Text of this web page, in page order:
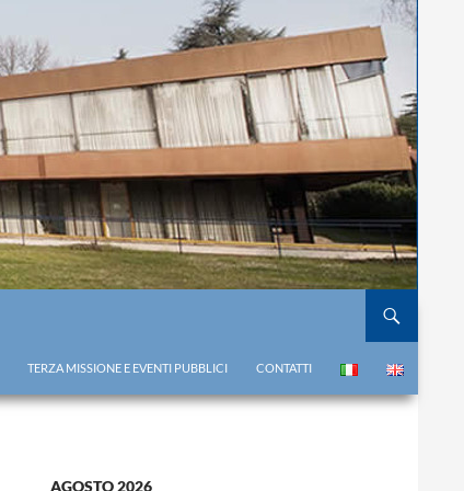
TERZA MISSIONE E EVENTI PUBBLICI CONTATTI
AGOSTO 2026